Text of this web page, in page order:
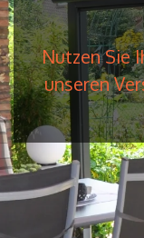
Nutzen Sie
unseren